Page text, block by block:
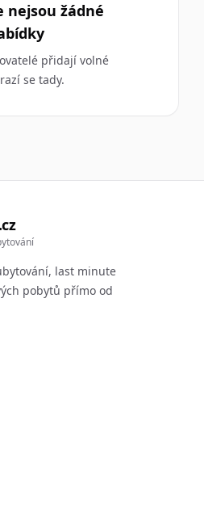
nejsou žádné
přidají volné
se tady.
last minute
pobytů přímo od